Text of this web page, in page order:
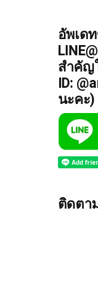
อัพเด
สำคัญ
ID:
นะคะ)
ติดตา